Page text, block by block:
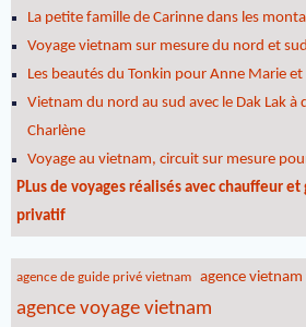
La petite famille de Carinne dans les
Voyage vietnam sur mesure du nord et
Les beautés du Tonkin pour Anne Marie et
Vietnam du nord au sud avec le Dak Lak à
Charlène
Voyage au vietnam, circuit sur mesure
PLus de voyages réalisés avec chauffeur
privatif
agence de guide privé vietnam agence
agence voyage vietnam